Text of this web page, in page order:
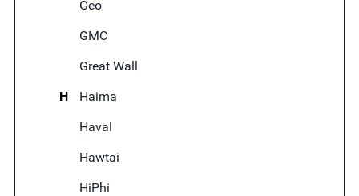
Geo
GMC
Great Wall
H
Haima
Haval
Hawtai
HiPhi